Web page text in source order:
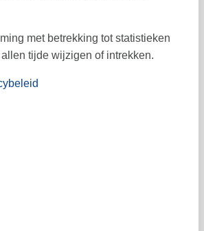
25 26 27 28 29
met betrekking tot statistieken
tijde wijzigen of intrekken.